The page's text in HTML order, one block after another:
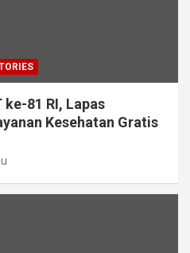
81 RI, Lapas
Kesehatan Gratis